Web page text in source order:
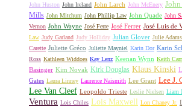
John Huston John Ireland John Larch John McEnery
Mills John Mitchum John Phillip Law John Quade John
Vernon John Wayne José Ferre José Ferrer José Luis de
Law Judy Garland Judy Holliday Julian Glover Julie Adams
Carette Juliette Gréco Juliette Mayniel Karin Dor Karin
Ross Kathleen Widdoes Kay Lenz Keenan Wynn Keith
Basinger Kim Novak Kirk Douglas Klaus Kinski
Gates Laura Linney Laurence Naismith Lee Grant Lee J.
Lee Van Cleef Leopoldo Trieste Leslie Nielsen Liam
Ventura Lois Chiles Lois Maxwell Lon Chaney Jr.